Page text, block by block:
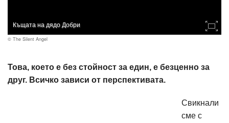
Къщата на дядо Добри
© The Silent Angel
Това, което е без стойност за един, е безценно за
друг. Всичко зависи от перспективата.
Свикнали
сме с